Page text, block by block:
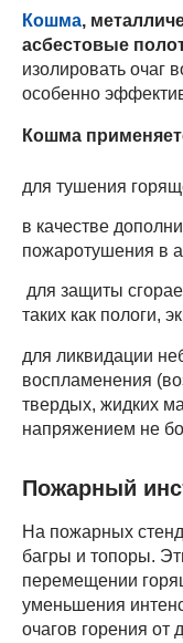
Кошма,
асбестовые
изолировать очаг
особенно
Кошма
для тушения
в качестве
пожаротушения в
для защиты
таких как пологи,
для ликвидации
воспламенения
твердых, жидких
напряжением не
Пожарный
На пожарных
багры и топоры.
перемещении
уменьшения
очагов горения от